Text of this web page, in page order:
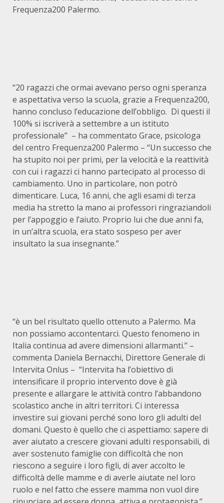
Frequenza200 Palermo.
“20 ragazzi che ormai avevano perso ogni speranza
e aspettativa verso la scuola, grazie a Frequenza200,
hanno concluso l’educazione dell’obbligo. Di questi il
100% si iscriverà a settembre a un istituto
professionale” – ha commentato Grace, psicologa
del centro Frequenza200 Palermo – “Un successo che
ha stupito noi per primi, per la velocità e la reattività
con cui i ragazzi ci hanno partecipato al processo di
cambiamento. Uno in particolare, non potrò
dimenticare. Luca, 16 anni, che agli esami di terza
media ha stretto la mano ai professori ringraziandoli
per l’appoggio e l’aiuto. Proprio lui che due anni fa,
in un’altra scuola, era stato sospeso per aver
insultato la sua insegnante.”
“è un bel risultato quello ottenuto a Palermo. Ma
non possiamo accontentarci. Questo fenomeno in
Italia continua ad avere dimensioni allarmanti.” –
commenta Daniela Bernacchi, Direttore Generale di
Intervita Onlus – “Intervita ha l’obiettivo di
intensificare il proprio intervento dove è già
presente e allargare le attività contro l’abbandono
scolastico anche in altri territori. Ci interessa
investire sui giovani perché sono loro gli adulti del
domani. Questo è quello che ci aspettiamo: sapere di
aver aiutato a crescere giovani adulti responsabili, di
aver sostenuto famiglie con difficoltà che non
riescono a seguire i loro figli, di aver accolto le
difficoltà delle mamme e di averle aiutate nel loro
ruolo e nel fatto che essere mamma non vuol dire